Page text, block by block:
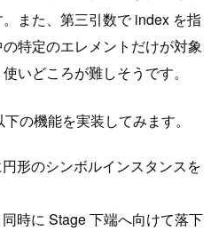
また、第三引数で index を指
特定のエレメントだけが対象
いどころが難しそうです。
の機能を実装してみます。
形のシンボルインスタンスを
時に Stage 下端へ向けて落下